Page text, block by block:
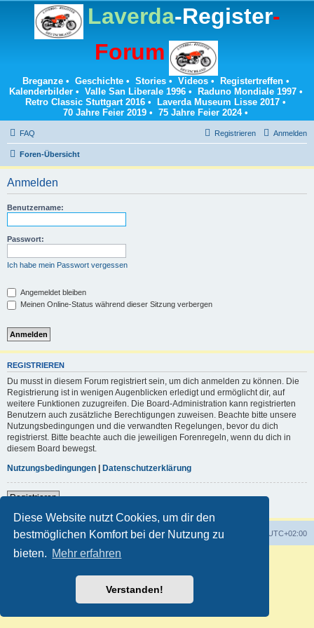
Diese Website nutzt Cookies, um dir den
bestmöglichen Komfort bei der Nutzung zu
bieten. Mehr erfahren
Verstanden!
Laverda-Register-
Forum
Breganze• Geschichte• Stories• Videos• Registertreffen•
Kalenderbilder• Valle San Liberale 1996• Raduno Mondiale 1997•
Retro Classic Stuttgart 2016 • Laverda Museum Lisse 2017 •
70 Jahre Feier 2019 • 75 Jahre Feier 2024•
FAQ Anmelden
Registrieren
Foren-Übersicht
Anmelden
Benutzername:
Passwort:
Ich habe mein Passwort vergessen
Angemeldet bleiben
Meinen Online-Status während dieser Sitzung verbergen
REGISTRIEREN
Du musst in diesem Forum registriert sein, um dich anmelden zu können. Die
Registrierung ist in wenigen Augenblicken erledigt und ermöglicht dir, auf
weitere Funktionen zuzugreifen. Die Board-Administration kann registrierten
Benutzern auch zusätzliche Berechtigungen zuweisen. Beachte bitte unsere
Nutzungsbedingungen und die verwandten Regelungen, bevor du dich
registrierst. Bitte beachte auch die jeweiligen Forenregeln, wenn du dich in
diesem Board bewegst.
Nutzungsbedingungen
Datenschutzerklärung
Registrieren
Foren-Übersicht Alle Zeiten sind UTC+02:00
Powered byphpBB